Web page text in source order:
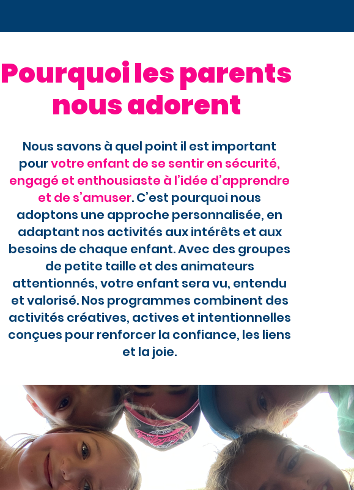
Pourquoi les parents
nous adorent
Nous savons à quel point il est important
pourvotre enfant de se sentir en sécurité,
engagé et enthousiaste à l’idée d’apprendre
et de s’amuser. C’est pourquoi nous
adoptons une approche personnalisée, en
adaptant nos activités aux intérêts et aux
besoins de chaque enfant. Avec des groupes
de petite taille et des animateurs
attentionnés, votre enfant sera vu, entendu
et valorisé. Nos programmes combinent des
activités créatives, actives et intentionnelles
conçues pour renforcer la confiance, les liens
et la joie.